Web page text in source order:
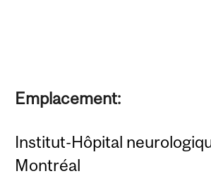
Emplacement:
Institut-Hôpital
Montréal